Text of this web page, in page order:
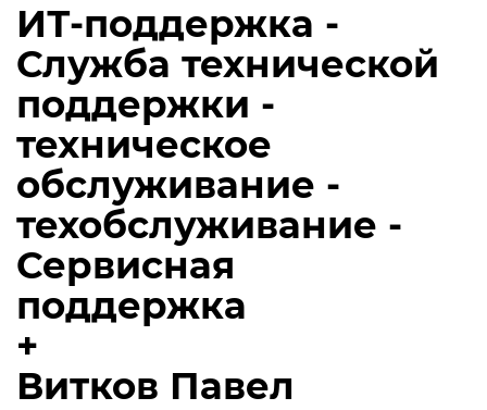
ИТ-поддержка -
Служба технической
поддержки -
техническое
обслуживание -
техобслуживание -
Сервисная
поддержка
+
Витков Павел